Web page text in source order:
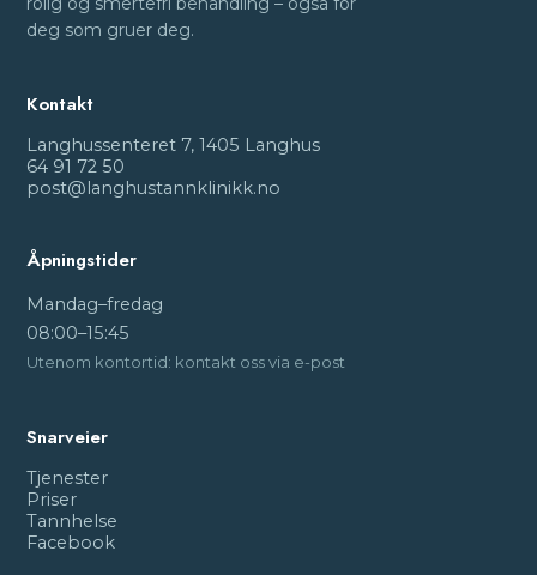
deg som gruer deg.
Kontakt
Langhussenteret 7, 1405 Langhus
64 91 72 50
post@langhustannklinikk.no
Åpningstider
Mandag–fredag
08:00–15:45
Utenom kontortid: kontakt oss via e-post
Snarveier
Tjenester
Priser
Tannhelse
Facebook